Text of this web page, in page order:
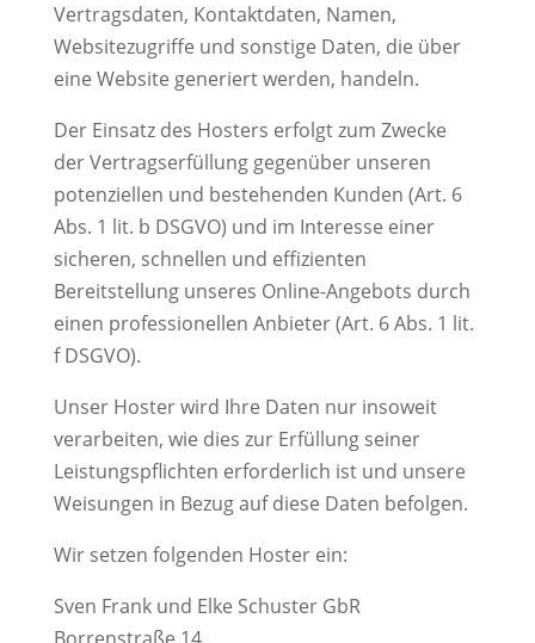
Vertragsdaten, Kontaktdaten, Namen,
Websitezugriffe und sonstige Daten, die über
eine Website generiert werden, handeln.
Der Einsatz des Hosters erfolgt zum Zwecke
der Vertragserfüllung gegenüber unseren
potenziellen und bestehenden Kunden (Art. 6
Abs. 1 lit. b DSGVO) und im Interesse einer
sicheren, schnellen und effizienten
Bereitstellung unseres Online-Angebots durch
einen professionellen Anbieter (Art. 6 Abs. 1 lit.
f DSGVO).
Unser Hoster wird Ihre Daten nur insoweit
verarbeiten, wie dies zur Erfüllung seiner
Leistungspflichten erforderlich ist und unsere
Weisungen in Bezug auf diese Daten befolgen.
Wir setzen folgenden Hoster ein:
Sven Frank und Elke Schuster GbR